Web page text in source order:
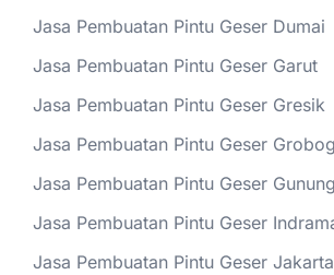
Jasa Pembuatan Pintu Geser Dumai
Jasa Pembuatan Pintu Geser Garut
Jasa Pembuatan Pintu Geser Gresik
Jasa Pembuatan Pintu Geser
Jasa Pembuatan Pintu Geser
Jasa Pembuatan Pintu Geser
Jasa Pembuatan Pintu Geser